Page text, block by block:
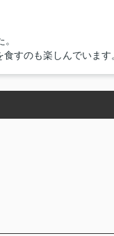
すのも楽しんでいます